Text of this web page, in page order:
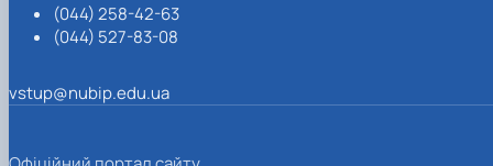
(044) 258-42-63
(044) 527-83-08
vstup@nubip.edu.ua